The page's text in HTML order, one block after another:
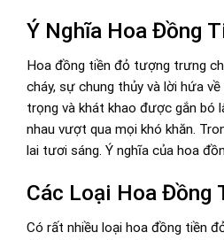
Ý Nghĩa Hoa Đồng
Hoa đồng tiền đỏ tượng trưng
cháy, sự chung thủy và lời hứa
trọng và khát khao được gắn bó
nhau vượt qua mọi khó khăn.
lai tươi sáng. Ý nghĩa của hoa
Các Loại Hoa Đồng
Có rất nhiều loại hoa đồng tiền